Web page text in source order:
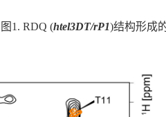
图1. RDQ (htel3DT/rP1)结构形成